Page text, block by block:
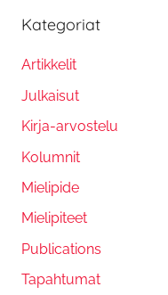
Kategoriat
Artikkelit
Julkaisut
Kirja-arvostelu
Kolumnit
Mielipide
Mielipiteet
Publications
Tapahtumat